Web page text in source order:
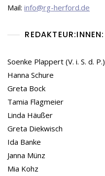
Mail: info@rg-herford.de
REDAKTEUR:INNEN:
Soenke Plappert (V. i. S. d. P.)
Hanna Schure
Greta Bock
Tamia Flagmeier
Linda Häußer
Greta Diekwisch
Ida Banke
Janna Münz
Mia Kohz